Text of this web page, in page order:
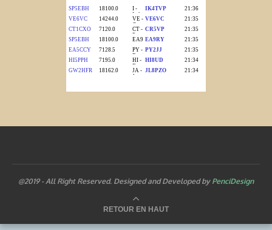
@2019 - All Right Reserved. Designed and Developed by PenciDesign
RETOUR EN HAUT